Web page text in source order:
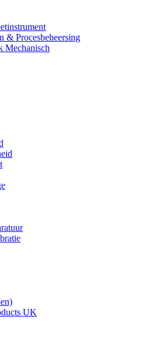
& Procesbeheersing
Mechanisch
UK